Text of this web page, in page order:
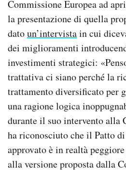
Commissione Europea ad
la presentazione di quella
datoun’intervistain cui
dei miglioramenti
investimenti strategici:
trattativa ci siano perché la
trattamento diversificato per
una ragione logica
durante il suo intervento alla
ha riconosciuto che il Patto
approvato è in realtà
alla versione proposta dalla